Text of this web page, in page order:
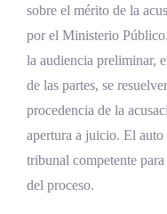
sobre el mérito de la
por el Ministerio
la audiencia preliminar,
de las partes, se
procedencia de la
apertura a juicio. El
tribunal competente
del proceso.